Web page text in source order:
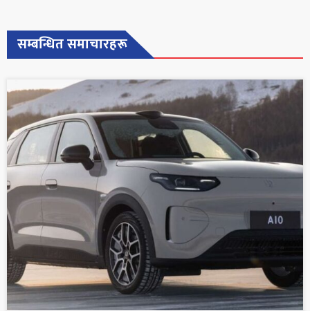
सम्बन्धित समाचारहरू